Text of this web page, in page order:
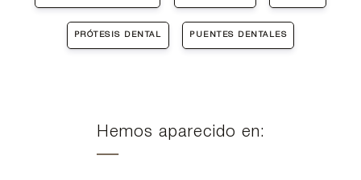
PRÓTESIS DENTAL PUENTES DENTALES
Hemos aparecido en: